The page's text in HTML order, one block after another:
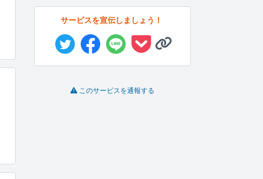
サービスを宣伝しましょう！
このサービスを通報する